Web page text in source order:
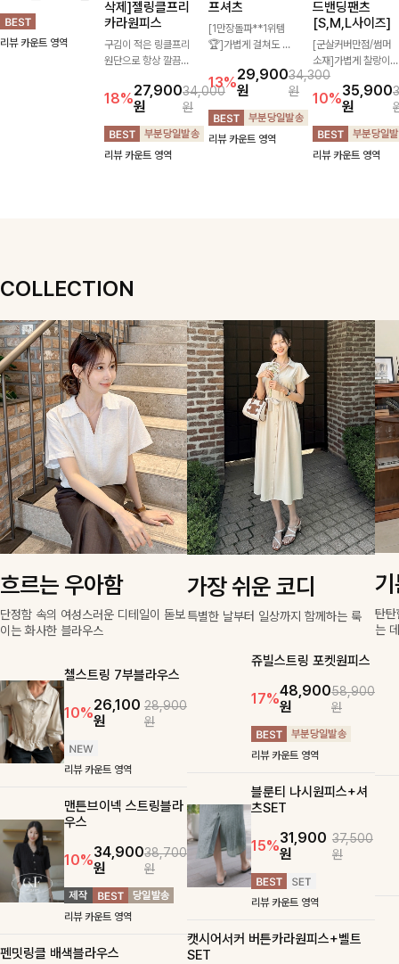
[데일리룩추천]목선
을 더욱 여리여리하게
삭제]젤링클프리
카라원피스
구김이 적은 링클프리
원단으로 항상 깔끔하
자로 떨어지는 넉넉한
핏으로 군살을 완벽히
커버해주는 원피스에
요🖤
18%27,900
원
34,000
원
리뷰 카운트 영역
프셔츠
[1만장돌파**1위템
🏆]가볍게 걸쳐도 살
감, 여름에 딱 맞는 코
튼 셔츠❤️ 여유 있는
핏과 스트라이프 패
턴, 자연스러운 실루
엣으로 데일리 코디에
13%29,900
원
34,300
원
리뷰 카운트 영역
드밴딩팬츠
[S,M,L사이즈]
[군살커버만점/썸머
소재]가볍게 찰랑이는
원단과 여유로운 와이
드 핏으로 하루 종일
편안하게 착용하실 수
있는 팬츠입니다 🖤
✨ 허리 전체 밴딩과
스트링 디테일로 안정
10%35,900
원
리뷰 카운트 영역
COLLECTION
흐르는 우아함
단정함 속의 여성스러운 디테일이 돋보
이는 화사한 블라우스
첼스트링 7부블라우스
10%26,100
원
28,900
원
리뷰 카운트 영역
맨튼브이넥 스트링블라
우스
10%34,900
원
38,700
원
리뷰 카운트 영역
펜밋링클 배색블라우스
가장 쉬운 코디
특별한 날부터 일상까지 함께하는 룩
쥬빌스트링 포켓원피스
17%48,900
원
58,900
원
리뷰 카운트 영역
블룬티 나시원피스+셔
츠SET
15%31,900
원
37,500
원
리뷰 카운트 영역
캣시어서커 버튼카라원피스+벨트
SET
탄
는